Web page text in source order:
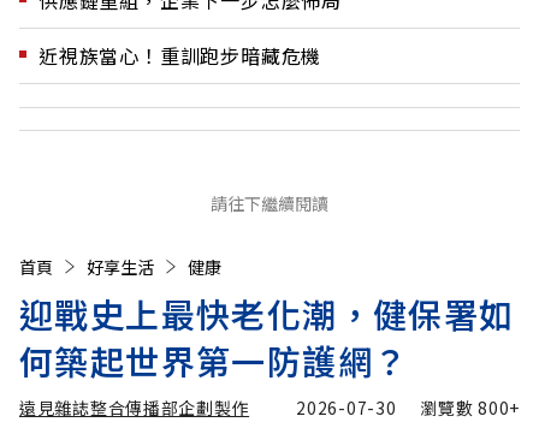
近視族當心！重訓跑步暗藏危機
請往下繼續閱讀
首頁 好享生活 健康
迎戰史上最快老化潮，健保署如
何築起世界第一防護網？
遠見雜誌整合傳播部企劃製作 2026-07-30 瀏覽數800+